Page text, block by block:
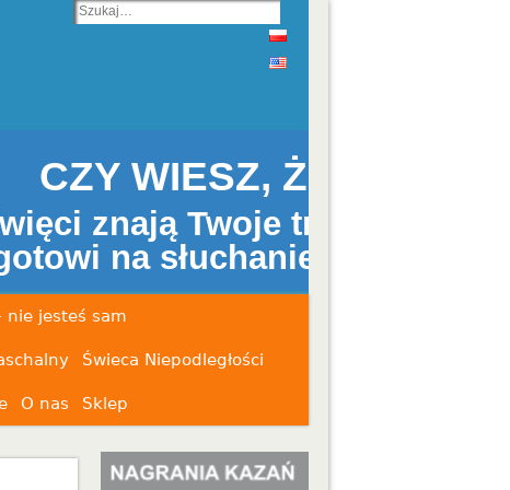
ŻE
troski
Twoich próśb?
nie jesteś sam
Świeca Niepodległości
O nas Sklep